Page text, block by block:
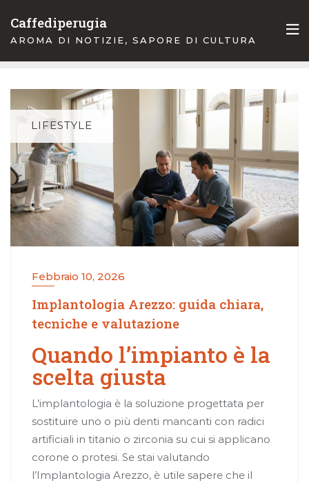
content
Caffediperugia
AROMA DI NOTIZIE, SAPORE DI CULTURA
LIFESTYLE
Febbraio 10, 2026
Implantologia Arezzo: guida chiara,
tecniche e valutazione
Quando l’impianto è la
scelta giusta
L’implantologia è la soluzione progettata per
sostituire uno o più denti mancanti con radici
artificiali in titanio o zirconia su cui si applicano
corone o protesi. Se stai valutando
l’Implantologia Arezzo, è utile sapere che il